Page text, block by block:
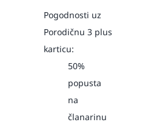
Pogodnosti uz
Porodičnu 3 plus
karticu:
50%
popusta
na
članarinu